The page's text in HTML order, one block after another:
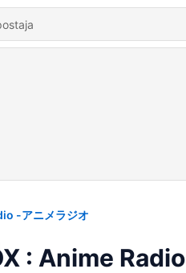
-アニメラジオ
: Anime Radio